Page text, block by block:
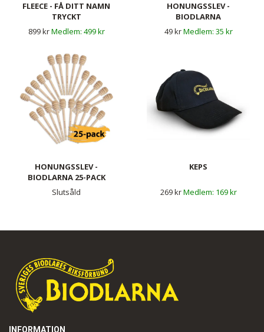
FLEECE - FÅ DITT NAMN
TRYCKT
899 kr
499 kr
HONUNGSSLEV -
BIODLARNA
49 kr
35 kr
HONUNGSSLEV -
BIODLARNA 25-PACK
Slutsåld
KEPS
269 kr 169 kr
INFORMATION